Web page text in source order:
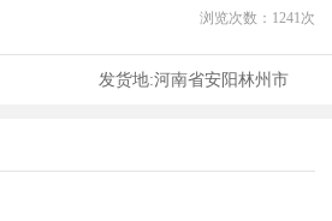
浏览次数： 1241 次
发货地:河南省安阳林州市